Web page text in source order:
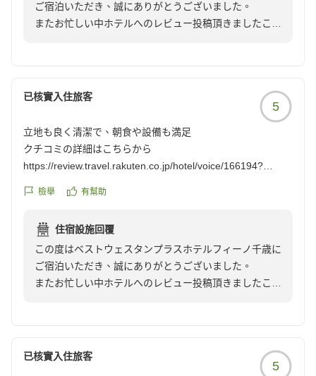
ご宿泊いただき、誠にありがとうございました。
またお忙しい中ホテルへのレビュー投稿頂きましたこと
次回の千歳近郊のご宿泊のの際も是非当館をご利用くだ
皆様のご来館をスタッフ一同、心よりお待ち申し上げて
おります。
已核實入住旅客
5
立地も良く清潔で、朝食や設備も満足
クチコミの詳細はこちらから
https://review.travel.rakuten.co.jp/hotel/voice/166194?
檢舉 有幫助
住宿設施回覆
この度はベストウェスタンプラスホテルフィーノ千歳に
ご宿泊いただき、誠にありがとうございました。
またお忙しい中ホテルへのレビュー投稿頂きましたこと
次回のご来道の際も是非当館をご利用くださいませ。
皆様のご来館をスタッフ一同、心よりお待ち申し上げて
已核實入住旅客
5